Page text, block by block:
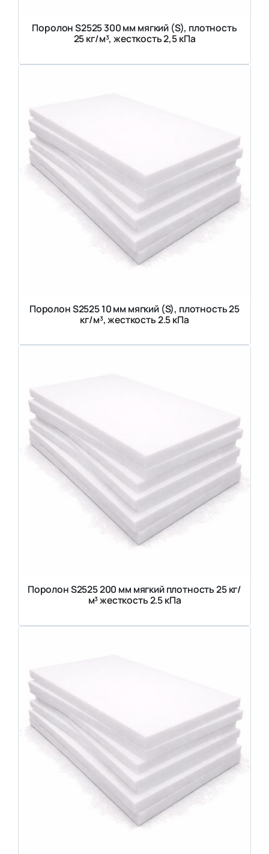
Поролон S2525 300 мм мягкий (S), плотность
25 кг/м³, жесткость 2,5 кПа
Поролон S2525 10 мм мягкий (S), плотность 25
кг/м³, жесткость 2.5 кПа
Поролон S2525 200 мм мягкий плотность 25 кг/
м³ жесткость 2.5 кПа